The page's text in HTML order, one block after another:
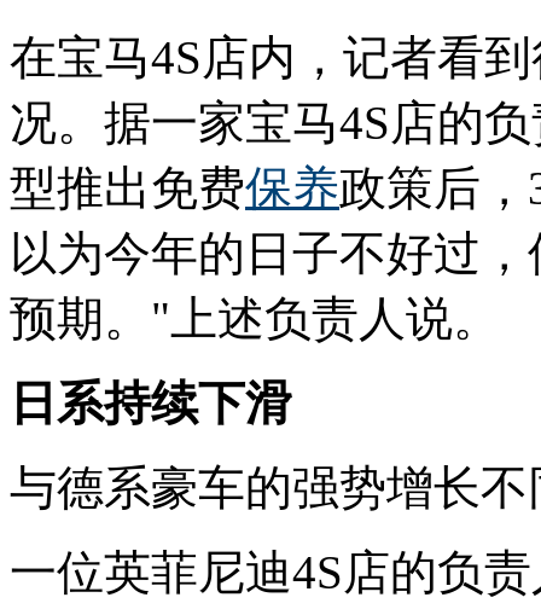
在宝马4S店内，记者看
况。据一家宝马4S店的
型推出免费保养政策后
以为今年的日子不好过
预期。"上述负责人说。
日系持续下滑
与德系豪车的强势增长
一位英菲尼迪4S店的负